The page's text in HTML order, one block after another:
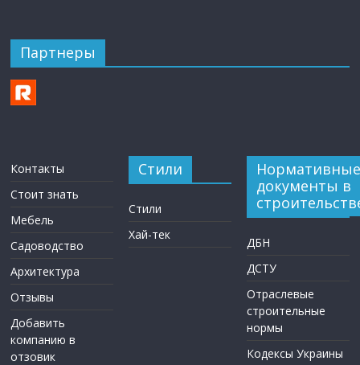
Партнеры
Контакты
Стоит знать
Мебель
Садоводство
Архитектура
Отзывы
Добавить
компанию в
отзовик
Стили
Стили
Хай-тек
Нормативные
документы в
ДБН
ДСТУ
Отраслевые
строительные
нормы
Кодексы Украины